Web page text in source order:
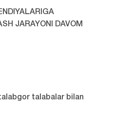
JARAYONI DAVOM
talabalar bilan